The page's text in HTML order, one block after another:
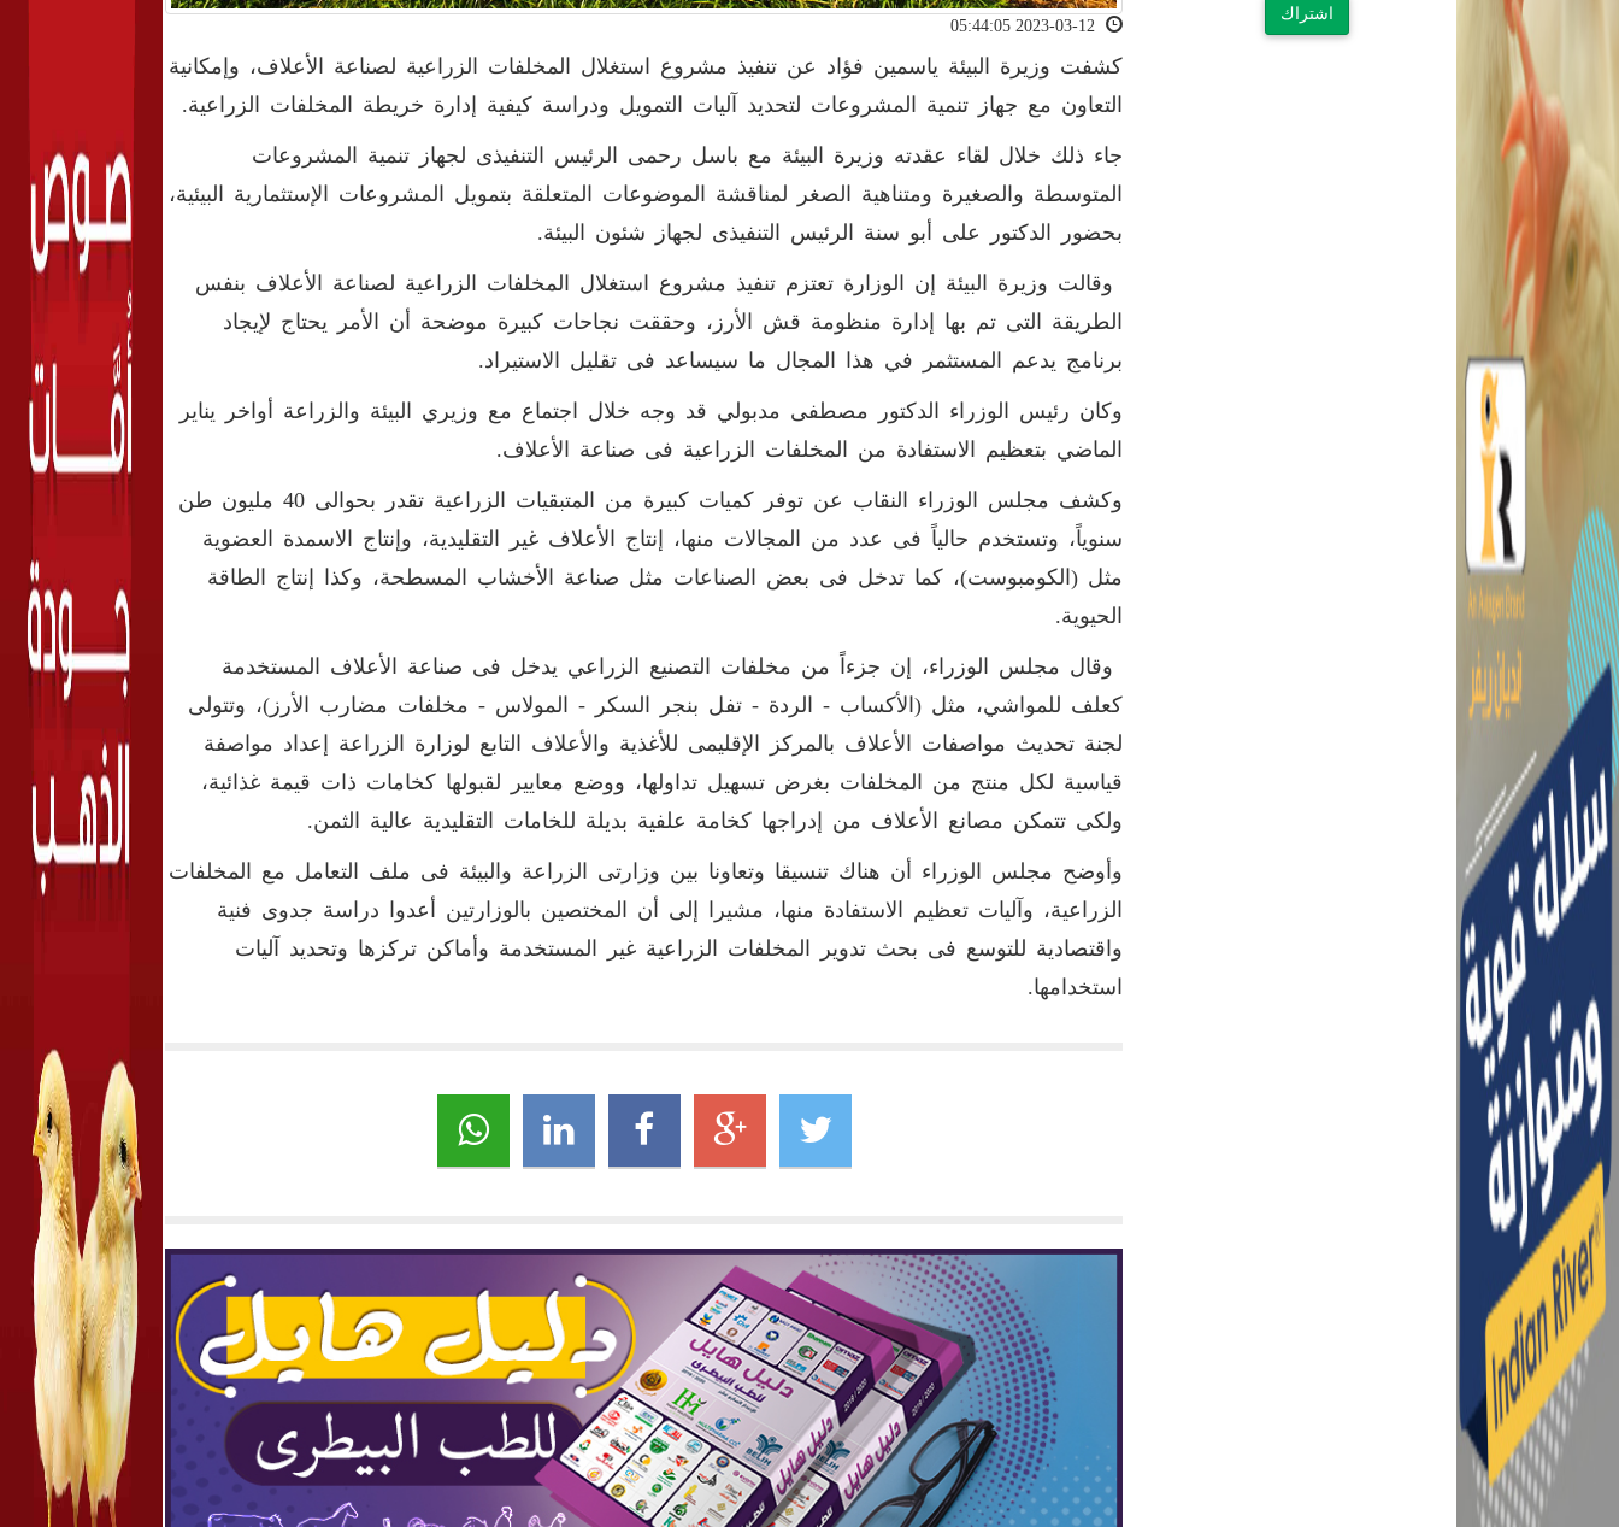
اشتراك
كشفت وزيرة البيئة ياسمين فؤاد عن تنفيذ مشروع استغلال المخلفات الزراعية لصناعة الأعلاف، وإمكانية
التعاون مع جهاز تنمية المشروعات لتحديد آليات التمويل ودراسة كيفية إدارة خريطة المخلفات الزراعية.
جاء ذلك خلال لقاء عقدته وزيرة البيئة مع باسل رحمى الرئيس التنفيذى لجهاز تنمية المشروعات
المتوسطة والصغيرة ومتناهية الصغر لمناقشة الموضوعات المتعلقة بتمويل المشروعات الإستثمارية البيئية،
بحضور الدكتور على أبو سنة الرئيس التنفيذى لجهاز شئون البيئة.
وقالت وزيرة البيئة إن الوزارة تعتزم تنفيذ مشروع استغلال المخلفات الزراعية لصناعة الأعلاف بنفس
الطريقة التى تم بها إدارة منظومة قش الأرز، وحققت نجاحات كبيرة موضحة أن الأمر يحتاج لإيجاد
برنامج يدعم المستثمر في هذا المجال ما سيساعد فى تقليل الاستيراد.
وكان رئيس الوزراء الدكتور مصطفى مدبولي قد وجه خلال اجتماع مع وزيري البيئة والزراعة أواخر يناير
الماضي بتعظيم الاستفادة من المخلفات الزراعية فى صناعة الأعلاف.
وكشف مجلس الوزراء النقاب عن توفر كميات كبيرة من المتبقيات الزراعية تقدر بحوالى 40 مليون طن
سنوياً، وتستخدم حالياً فى عدد من المجالات منها، إنتاج الأعلاف غير التقليدية، وإنتاج الاسمدة العضوية
مثل (الكومبوست)، كما تدخل فى بعض الصناعات مثل صناعة الأخشاب المسطحة، وكذا إنتاج الطاقة
الحيوية.
وقال مجلس الوزراء، إن جزءاً من مخلفات التصنيع الزراعي يدخل فى صناعة الأعلاف المستخدمة
كعلف للمواشي، مثل (الأكساب - الردة - تفل بنجر السكر - المولاس - مخلفات مضارب الأرز)، وتتولى
لجنة تحديث مواصفات الأعلاف بالمركز الإقليمى للأغذية والأعلاف التابع لوزارة الزراعة إعداد مواصفة
قياسية لكل منتج من المخلفات بغرض تسهيل تداولها، ووضع معايير لقبولها كخامات ذات قيمة غذائية،
ولكى تتمكن مصانع الأعلاف من إدراجها كخامة علفية بديلة للخامات التقليدية عالية الثمن.
وأوضح مجلس الوزراء أن هناك تنسيقا وتعاونا بين وزارتى الزراعة والبيئة فى ملف التعامل مع المخلفات
الزراعية، وآليات تعظيم الاستفادة منها، مشيرا إلى أن المختصين بالوزارتين أعدوا دراسة جدوى فنية
واقتصادية للتوسع فى بحث تدوير المخلفات الزراعية غير المستخدمة وأماكن تركزها وتحديد آليات
استخدامها.